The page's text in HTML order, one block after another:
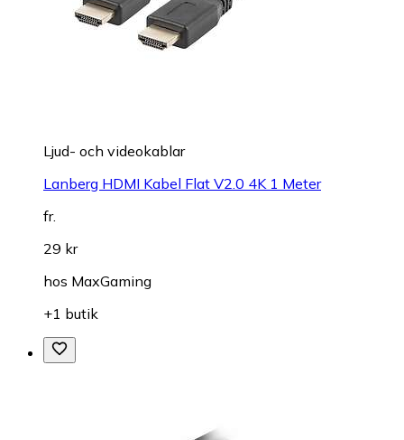
Ljud- och videokablar
Lanberg HDMI Kabel Flat V2.0 4K 1 Meter
fr.
29 kr
hos MaxGaming
+1 butik